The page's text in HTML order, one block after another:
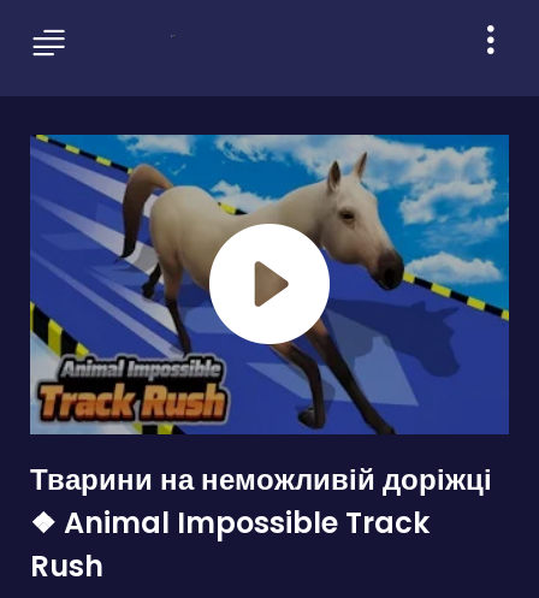
Тварини на неможливій доріжці
❖ Animal Impossible Track
Rush